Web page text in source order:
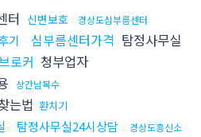
터 신변보호 경상도심부름센터
기 심부름센터가격 탐정사무실
로커 청부업자
상간남복수
는법 환치기
탐정사무실24시상담 경상도흥신소